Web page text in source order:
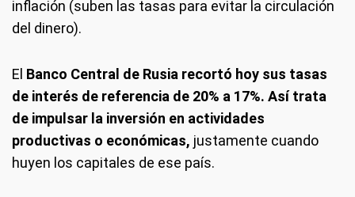
inflación (suben las tasas para evitar la circulación
del dinero).
El Banco Central de Rusia recortó hoy sus tasas
de interés de referencia de 20% a 17%. Así trata
de impulsar la inversión en actividades
productivas o económicas, justamente cuando
huyen los capitales de ese país.